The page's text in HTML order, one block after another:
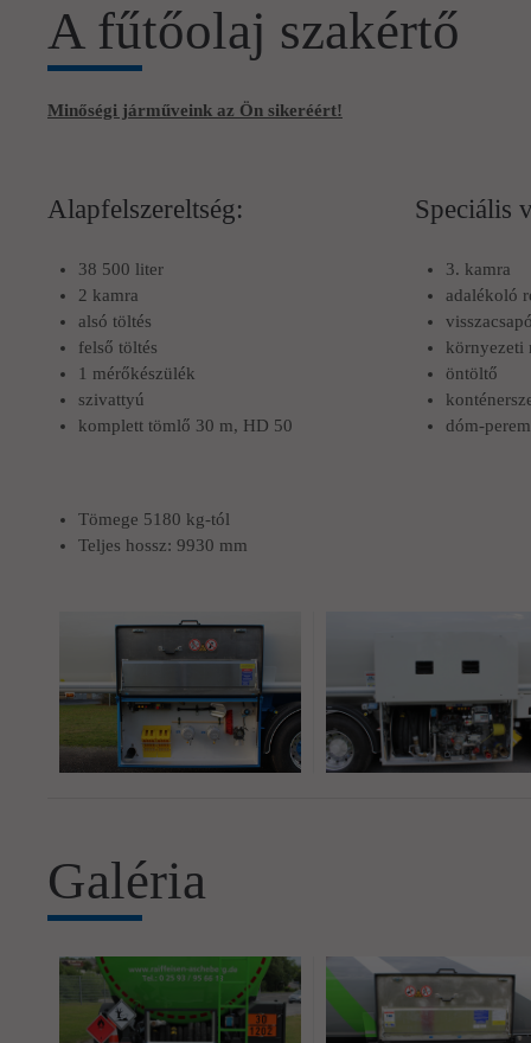
A fűtőolaj szakértő
Minőségi járműveink az Ön sikeréért!
Alapfelszereltség:
38 500 liter
2 kamra
alsó töltés
felső töltés
1 mérőkészülék
szivattyú
komplett tömlő 30 m, HD 50
Tömege 5180 kg-tól
Teljes hossz: 9930 mm
Speciális
3. kamra
adalékoló
környezeti
öntöltő
dóm-
Galéria